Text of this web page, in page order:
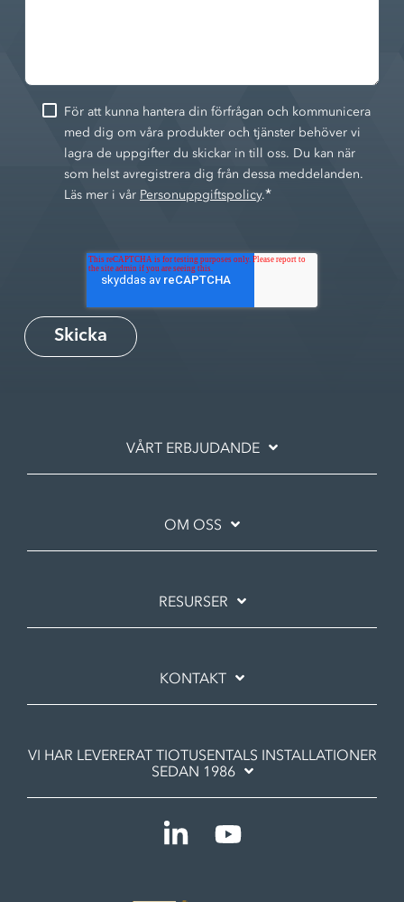
För att kunna hantera din förfrågan och kommunicera
med dig om våra produkter och tjänster behöver vi
lagra de uppgifter du skickar in till oss. Du kan när
som helst avregistrera dig från dessa meddelanden.
Läs mer i vår Personuppgiftspolicy.*
VÅRT ERBJUDANDE
OM OSS
RESURSER
KONTAKT
VI HAR LEVERERAT TIOTUSENTALS INSTALLATIONER
SEDAN 1986
Linkedin